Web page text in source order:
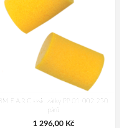
3M E.A.R.Classic zátky PP-01-002 250
párů
1 296,00 Kč